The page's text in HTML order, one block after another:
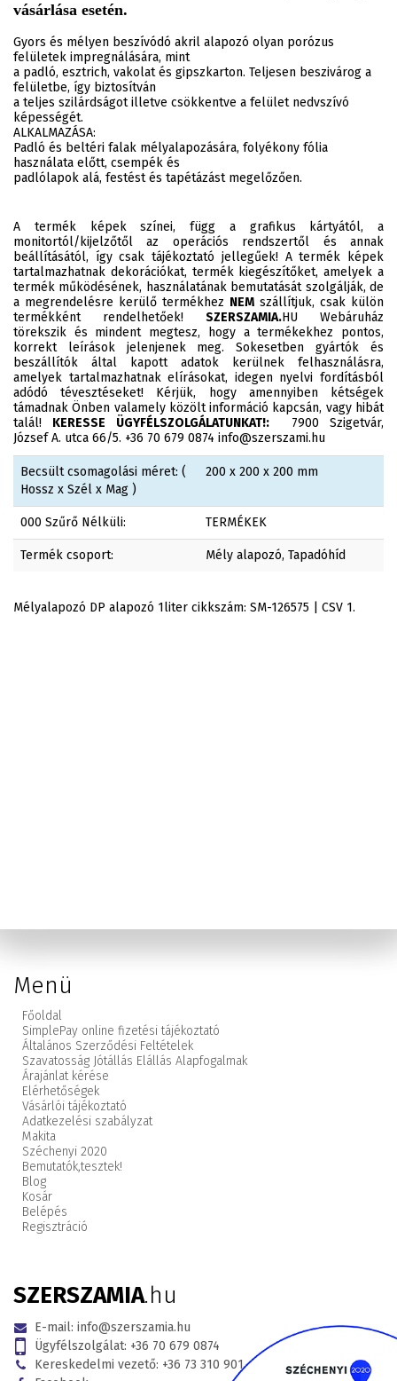
vásárlása esetén.
Gyors és mélyen beszívódó akril alapozó olyan porózus
felületek impregnálására, mint
a padló, esztrich, vakolat és gipszkarton. Teljesen beszivárog a
felületbe, így biztosítván
a teljes szilárdságot illetve csökkentve a felület nedvszívó
képességét.
ALKALMAZÁSA:
Padló és beltéri falak mélyalapozására, folyékony fólia
használata előtt, csempék és
padlólapok alá, festést és tapétázást megelőzően.
A termék képek színei, függ a grafikus kártyától, a
monitortól/kijelzőtől az operációs rendszertől és annak
beállításától, így csak tájékoztató jellegűek! A termék képek
tartalmazhatnak dekorációkat, termék kiegészítőket, amelyek a
termék működésének, használatának bemutatását szolgálják, de
a megrendelésre kerülő termékhez NEM szállítjuk, csak külön
termékként rendelhetőek! SZERSZAMIA.HU Webáruház
törekszik és mindent megtesz, hogy a termékekhez pontos,
korrekt leírások jelenjenek meg. Sokesetben gyártók és
beszállítók által kapott adatok kerülnek felhasználásra,
amelyek tartalmazhatnak elírásokat, idegen nyelvi fordításból
adódó tévesztéseket! Kérjük, hogy amennyiben kétségek
támadnak Önben valamely közölt információ kapcsán, vagy hibát
talál! KERESSE ÜGYFÉLSZOLGÁLATUNKAT!:7900 Szigetvár,
József A. utca 66/5. +36 70 679 0874 info@szerszami.hu
Becsült csomagolási méret: (
Hossz x Szél x Mag )
200 x 200 x 200 mm
000 Szűrő Nélküli: TERMÉKEK
Termék csoport: Mély alapozó, Tapadóhíd
Mélyalapozó DP alapozó 1liter cikkszám: SM-126575 | CSV 1.
Menü
Főoldal
SimplePay online fizetési tájékoztató
Általános Szerződési Feltételek
Szavatosság Jótállás Elállás Alapfogalmak
Árajánlat kérése
Elérhetőségek
Vásárlói tájékoztató
Adatkezelési szabályzat
Makita
Széchenyi 2020
Bemutatók,tesztek!
Blog
Kosár
Belépés
Regisztráció
SZERSZAMIA.hu
E-mail: info@szerszamia.hu
Ügyfélszolgálat: +36 70 679 0874
Kereskedelmi vezető: +36 73 310 901